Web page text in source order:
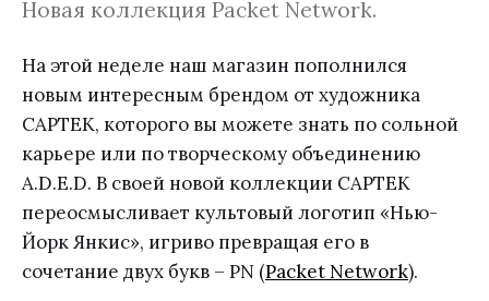
Новая коллекция Packet Network.
На этой неделе наш магазин пополнился
новым интересным брендом от художника
CAPTEK, которого вы можете знать по сольной
карьере или по творческому объединению
A.D.E.D. В своей новой коллекции CAPTEK
переосмысливает культовый логотип «Нью-
Йорк Янкис», игриво превращая его в
сочетание двух букв – PN (Packet Network).